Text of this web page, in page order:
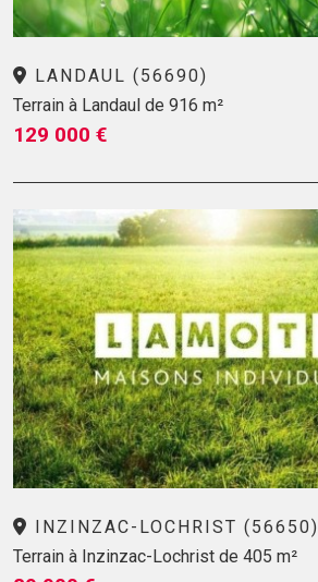
LANDAUL (56690)
Terrain à Landaul de 916 m²
129 000 €
INZINZAC-LOCHRIST (56650)
Terrain à Inzinzac-Lochrist de 405 m²